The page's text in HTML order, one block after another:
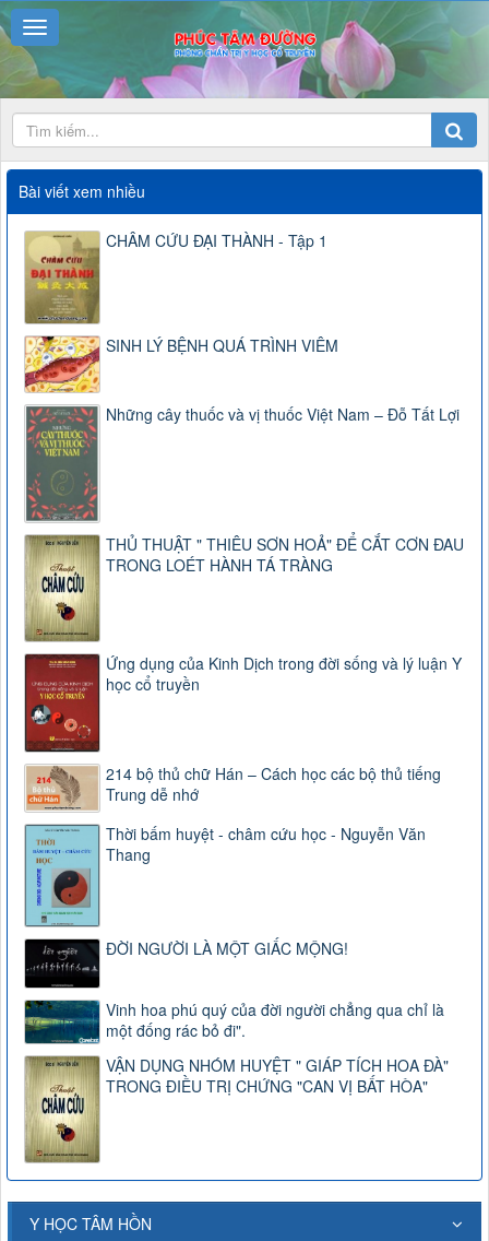
Bài viết xem nhiều
CHÂM CỨU ĐẠI THÀNH - Tập 1
SINH LÝ BỆNH QUÁ TRÌNH VIÊM
Những cây thuốc và vị thuốc Việt Nam – Đỗ Tất Lợi
THỦ THUẬT " THIÊU SƠN HOẢ" ĐỂ CẮT CƠN ĐAU
TRONG LOÉT HÀNH TÁ TRÀNG
Ứng dụng của Kinh Dịch trong đời sống và lý luận Y
học cổ truyền
214 bộ thủ chữ Hán – Cách học các bộ thủ tiếng
Trung dễ nhớ
Thời bấm huyệt - châm cứu học - Nguyễn Văn
Thang
ĐỜI NGƯỜI LÀ MỘT GIẤC MỘNG!
Vinh hoa phú quý của đời người chẳng qua chỉ là
một đống rác bỏ đi".
VẬN DỤNG NHÓM HUYỆT " GIÁP TÍCH HOA ĐÀ"
TRONG ĐIỀU TRỊ CHỨNG "CAN VỊ BẤT HÒA"
Y HỌC TÂM HỒN